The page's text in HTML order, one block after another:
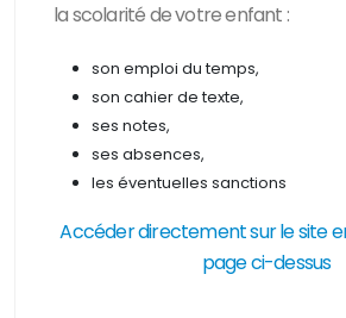
la scolarité de votre enfant :
son emploi du temps,
son cahier de texte,
ses notes,
ses absences,
les éventuelles sanctions
Accéder directement sur le site
page ci-dessus